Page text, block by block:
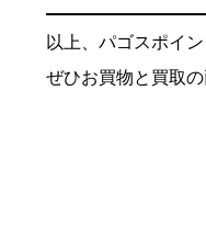
以上、パゴスポイ
ぜひお買物と買取